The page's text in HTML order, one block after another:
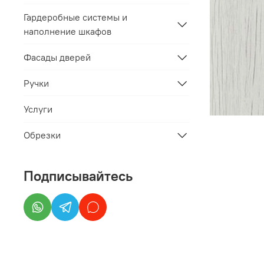
Гардеробные системы и
наполнение шкафов
Фасады дверей
Ручки
Услуги
Обрезки
Подписывайтесь